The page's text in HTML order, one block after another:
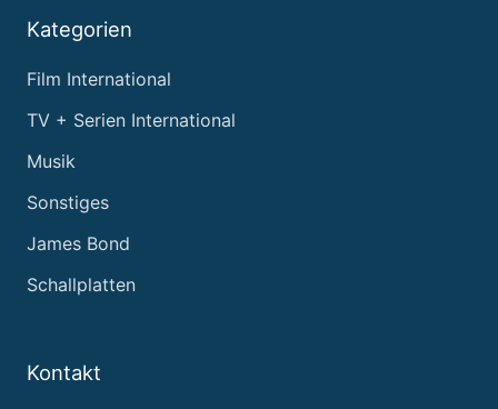
Kategorien
Film International
TV + Serien International
Musik
Sonstiges
James Bond
Schallplatten
Kontakt